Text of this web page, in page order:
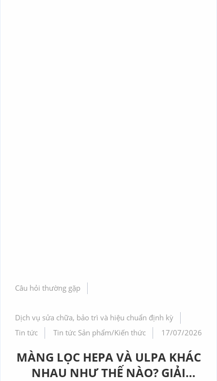
Câu hỏi thường gặp
Dịch vụ sửa chữa, bảo trì và hiệu chuẩn định kỳ
Tin tức
Tin tức Sản phẩm/Kiến thức 17/07/2026
MÀNG LỌC HEPA VÀ ULPA KHÁC
NHAU NHƯ THẾ NÀO? GIẢI